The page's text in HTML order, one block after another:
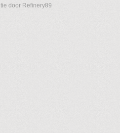
door Refinery89